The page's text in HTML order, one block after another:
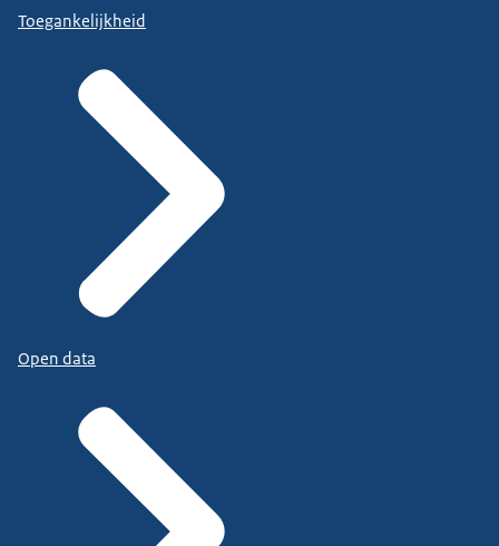
Toegankelijkheid
Open data